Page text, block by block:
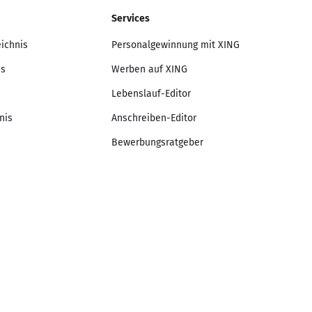
Services
Personalgewinnung mit XING
Werben auf XING
Lebenslauf-Editor
Anschreiben-Editor
Bewerbungsratgeber